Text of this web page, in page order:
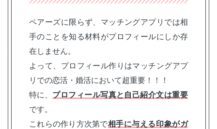
ペアーズに限らず、マッチングアプリでは相
手のことを知る材料がプロフィールにしか存
在しません。
よって、プロフィール作りはマッチングアプ
リでの恋活・婚活において超重要！！！
特に、 プロフィール写真と自己紹介文は重要
です。
これらの作り方次第で相手に与える印象がガ